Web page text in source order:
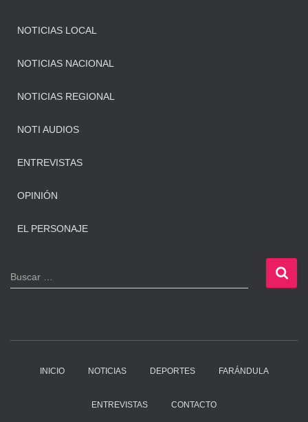
NOTICIAS LOCAL
NOTICIAS NACIONAL
NOTICIAS REGIONAL
NOTI AUDIOS
ENTREVISTAS
OPINIÓN
EL PERSONAJE
B
u
Buscar …
INICIO NOTICIAS DEPORTES FARÁNDULA
ENTREVISTAS CONTACTO